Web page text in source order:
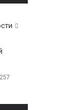
257